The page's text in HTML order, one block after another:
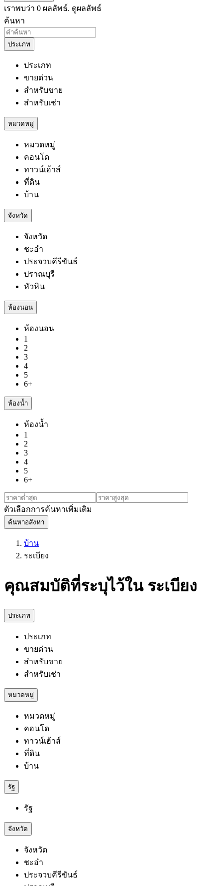
เราพบว่า 0 ผลลัพธ์. ดูผลลัพธ์
ค้นหา
ประเภท
ประเภท
ขายด่วน
สำหรับขาย
สำหรับเช่า
หมวดหมู่
หมวดหมู่
คอนโด
ทาวน์เฮ้าส์
ที่ดิน
บ้าน
จังหวัด
จังหวัด
ชะอำ
ประจวบคีรีขันธ์
ปราณบุรี
หัวหิน
ห้องนอน
ห้องนอน
1
2
3
4
5
6+
ห้องน้ำ
ห้องน้ำ
1
2
3
4
5
6+
ตัวเลือกการค้นหาเพิ่มเติม
ค้นหาอสังหา
บ้าน
ระเบียง
คุณสมบัติที่ระบุไว้ใน ระเบียง
ประเภท
ประเภท
ขายด่วน
สำหรับขาย
สำหรับเช่า
หมวดหมู่
หมวดหมู่
คอนโด
ทาวน์เฮ้าส์
ที่ดิน
บ้าน
รัฐ
รัฐ
จังหวัด
จังหวัด
ชะอำ
ประจวบคีรีขันธ์